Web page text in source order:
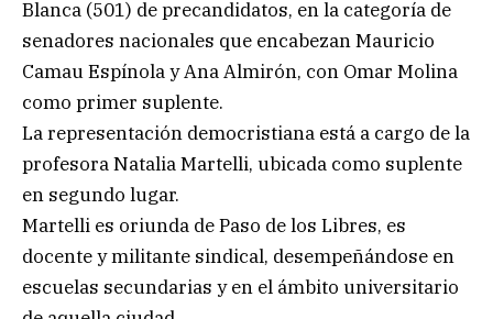
Blanca (501) de precandidatos, en la categoría de
senadores nacionales que encabezan Mauricio
Camau Espínola y Ana Almirón, con Omar Molina
como primer suplente.
La representación democristiana está a cargo de la
profesora Natalia Martelli, ubicada como suplente
en segundo lugar.
Martelli es oriunda de Paso de los Libres, es
docente y militante sindical, desempeñándose en
escuelas secundarias y en el ámbito universitario